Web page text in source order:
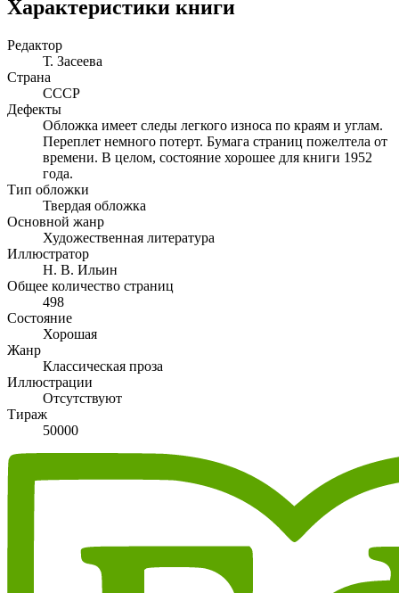
Характеристики книги
Редактор
Т. Засеева
Страна
СССР
Дефекты
Обложка имеет следы легкого износа по краям и углам.
Переплет немного потерт. Бумага страниц пожелтела от
времени. В целом, состояние хорошее для книги 1952
года.
Тип обложки
Твердая обложка
Основной жанр
Художественная литература
Иллюстратор
Н. В. Ильин
Общее количество страниц
498
Состояние
Хорошая
Жанр
Классическая проза
Иллюстрации
Отсутствуют
Тираж
50000